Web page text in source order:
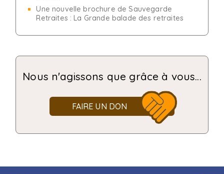
Une nouvelle brochure de Sauvegarde
Retraites : La Grande balade des retraites
Nous n'agissons que grâce à vous...
FAIRE UN DON